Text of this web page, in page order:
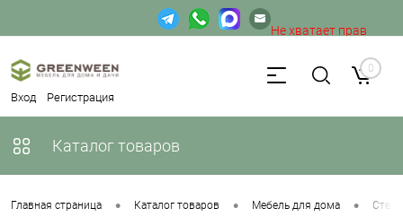
Вход Регистрация
Не хватает прав
доступа к веб-форме. 0
Каталог товаров
Главная страница • Каталог товаров • Мебель для дома •